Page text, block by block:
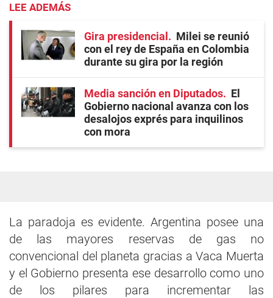
LEE ADEMÁS
Gira presidencial
Milei se reunió
con el rey de España en Colombia
durante su gira por la región
Media sanción en Diputados
El
Gobierno nacional avanza con los
desalojos exprés para inquilinos
con mora
La paradoja es evidente. Argentina posee una
de las mayores reservas de gas no
convencional del planeta gracias a Vaca Muerta
y el Gobierno presenta ese desarrollo como uno
de los pilares para incrementar las